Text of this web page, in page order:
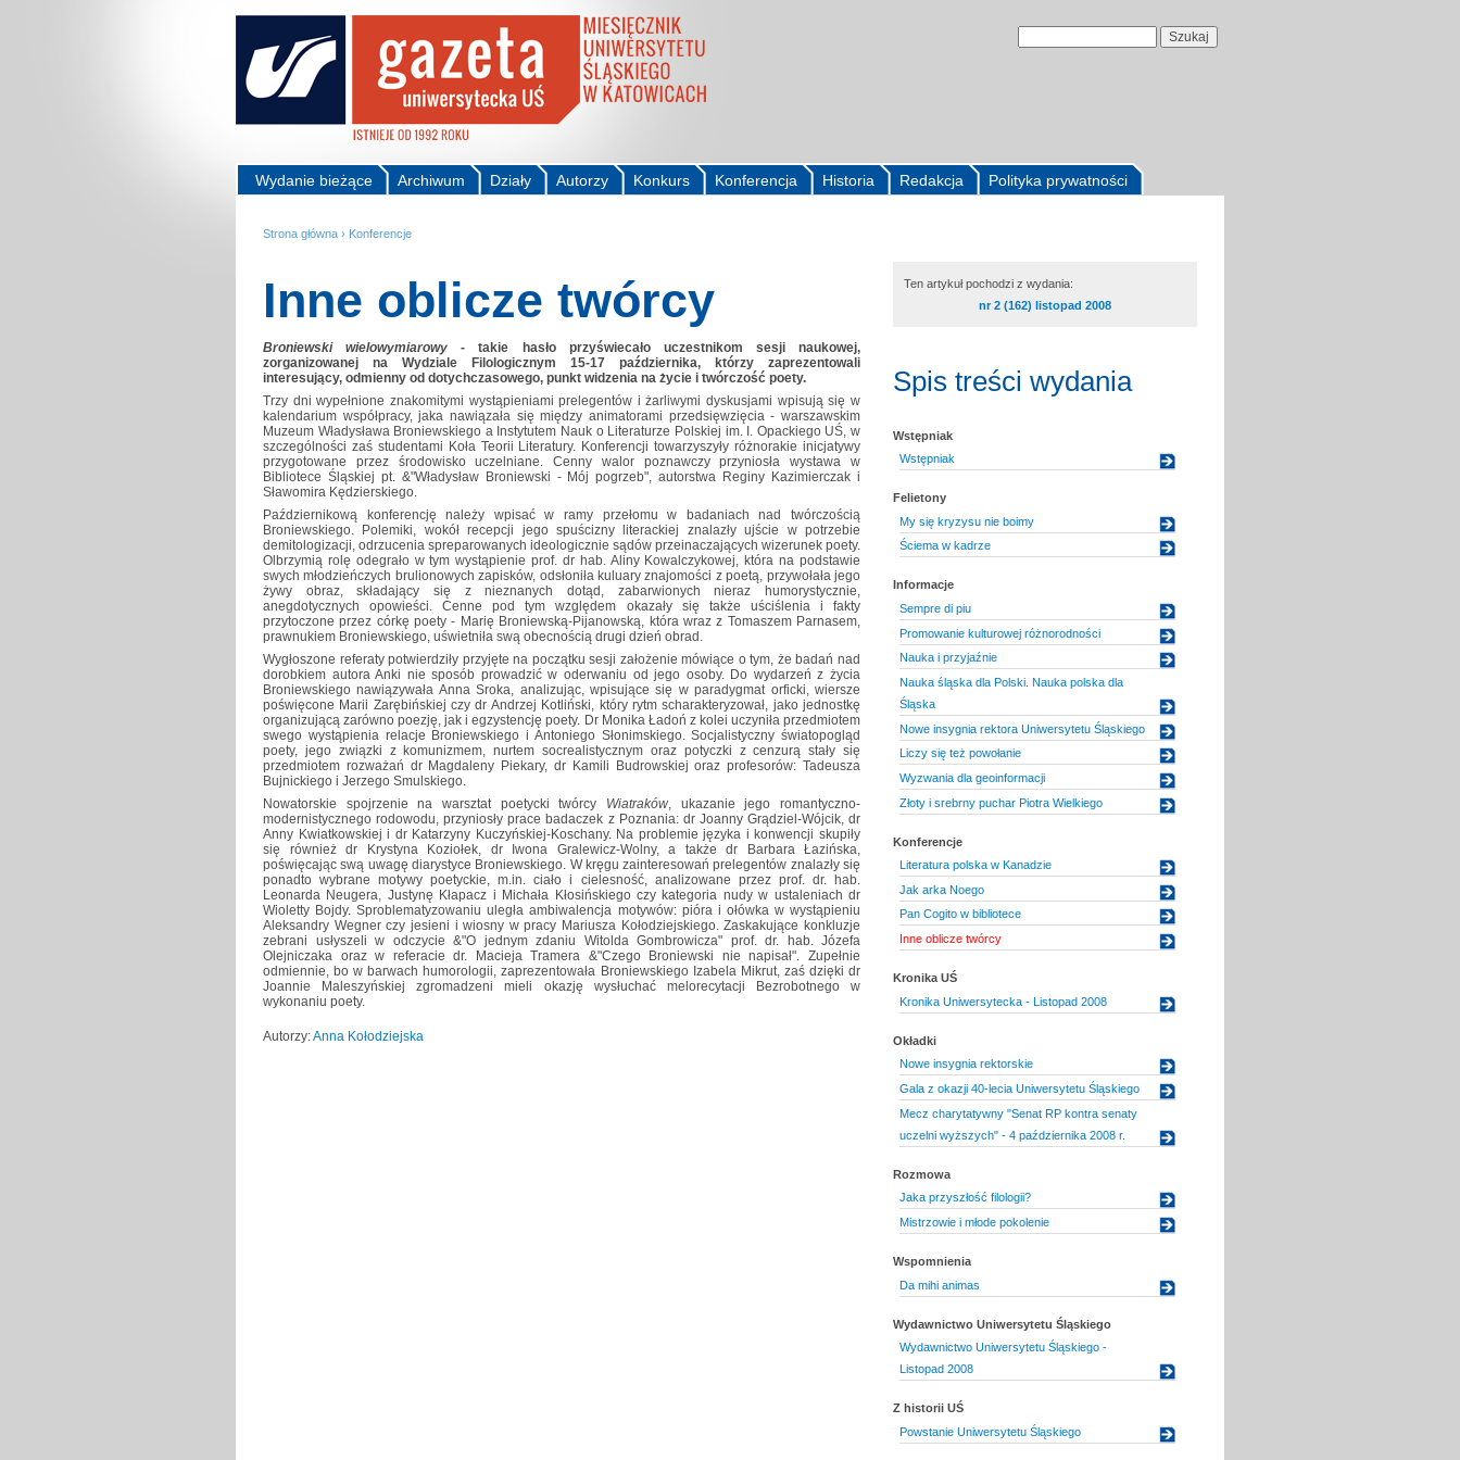
Polityka prywatności
Redakcja
Historia
Konferencja
Konkurs
Autorzy
Działy
Archiwum
Wydanie bieżące
Strona główna › Konferencje
Inne oblicze twórcy
Broniewski wielowymiarowy - takie hasło przyświecało uczestnikom sesji naukowej,
zorganizowanej na Wydziale Filologicznym 15-17 października, którzy zaprezentowali
interesujący, odmienny od dotychczasowego, punkt widzenia na życie i twórczość poety.
Trzy dni wypełnione znakomitymi wystąpieniami prelegentów i żarliwymi dyskusjami wpisują się w
kalendarium współpracy, jaka nawiązała się między animatorami przedsięwzięcia - warszawskim
Muzeum Władysława Broniewskiego a Instytutem Nauk o Literaturze Polskiej im. I. Opackiego UŚ, w
szczególności zaś studentami Koła Teorii Literatury. Konferencji towarzyszyły różnorakie inicjatywy
przygotowane przez środowisko uczelniane. Cenny walor poznawczy przyniosła wystawa w
Bibliotece Śląskiej pt. &"Władysław Broniewski - Mój pogrzeb", autorstwa Reginy Kazimierczak i
Sławomira Kędzierskiego.
Październikową konferencję należy wpisać w ramy przełomu w badaniach nad twórczością
Broniewskiego. Polemiki, wokół recepcji jego spuścizny literackiej znalazły ujście w potrzebie
demitologizacji, odrzucenia spreparowanych ideologicznie sądów przeinaczających wizerunek poety.
Olbrzymią rolę odegrało w tym wystąpienie prof. dr hab. Aliny Kowalczykowej, która na podstawie
swych młodzieńczych brulionowych zapisków, odsłoniła kuluary znajomości z poetą, przywołała jego
żywy obraz, składający się z nieznanych dotąd, zabarwionych nieraz humorystycznie,
anegdotycznych opowieści. Cenne pod tym względem okazały się także uściślenia i fakty
przytoczone przez córkę poety - Marię Broniewską-Pijanowską, która wraz z Tomaszem Parnasem,
prawnukiem Broniewskiego, uświetniła swą obecnością drugi dzień obrad.
Wygłoszone referaty potwierdziły przyjęte na początku sesji założenie mówiące o tym, że badań nad
dorobkiem autora Anki nie sposób prowadzić w oderwaniu od jego osoby. Do wydarzeń z życia
Broniewskiego nawiązywała Anna Sroka, analizując, wpisujące się w paradygmat orficki, wiersze
poświęcone Marii Zarębińskiej czy dr Andrzej Kotliński, który rytm scharakteryzował, jako jednostkę
organizującą zarówno poezję, jak i egzystencję poety. Dr Monika Ładoń z kolei uczyniła przedmiotem
swego wystąpienia relacje Broniewskiego i Antoniego Słonimskiego. Socjalistyczny światopogląd
poety, jego związki z komunizmem, nurtem socrealistycznym oraz potyczki z cenzurą stały się
przedmiotem rozważań dr Magdaleny Piekary, dr Kamili Budrowskiej oraz profesorów: Tadeusza
Bujnickiego i Jerzego Smulskiego.
Nowatorskie spojrzenie na warsztat poetycki twórcy Wiatraków, ukazanie jego romantyczno-
modernistycznego rodowodu, przyniosły prace badaczek z Poznania: dr Joanny Grądziel-Wójcik, dr
Anny Kwiatkowskiej i dr Katarzyny Kuczyńskiej-Koschany. Na problemie języka i konwencji skupiły
się również dr Krystyna Koziołek, dr Iwona Gralewicz-Wolny, a także dr Barbara Łazińska,
poświęcając swą uwagę diarystyce Broniewskiego. W kręgu zainteresowań prelegentów znalazły się
ponadto wybrane motywy poetyckie, m.in. ciało i cielesność, analizowane przez prof. dr. hab.
Leonarda Neugera, Justynę Kłapacz i Michała Kłosińskiego czy kategoria nudy w ustaleniach dr
Wioletty Bojdy. Sproblematyzowaniu uległa ambiwalencja motywów: pióra i ołówka w wystąpieniu
Aleksandry Wegner czy jesieni i wiosny w pracy Mariusza Kołodziejskiego. Zaskakujące konkluzje
zebrani usłyszeli w odczycie &"O jednym zdaniu Witolda Gombrowicza" prof. dr. hab. Józefa
Olejniczaka oraz w referacie dr. Macieja Tramera &"Czego Broniewski nie napisał". Zupełnie
odmiennie, bo w barwach humorologii, zaprezentowała Broniewskiego Izabela Mikrut, zaś dzięki dr
Joannie Maleszyńskiej zgromadzeni mieli okazję wysłuchać melorecytacji Bezrobotnego w
wykonaniu poety.
Autorzy:Anna Kołodziejska
Ten artykuł pochodzi z wydania:
nr 2 (162) listopad 2008
Spis treści wydania
Wstępniak
Wstępniak
Felietony
My się kryzysu nie boimy
Ściema w kadrze
Informacje
Sempre di piu
Promowanie kulturowej różnorodności
Nauka i przyjaźnie
Nauka śląska dla Polski. Nauka polska dla
Śląska
Nowe insygnia rektora Uniwersytetu Śląskiego
Liczy się też powołanie
Wyzwania dla geoinformacji
Złoty i srebrny puchar Piotra Wielkiego
Konferencje
Literatura polska w Kanadzie
Jak arka Noego
Pan Cogito w bibliotece
Inne oblicze twórcy
Kronika UŚ
Kronika Uniwersytecka - Listopad 2008
Okładki
Nowe insygnia rektorskie
Gala z okazji 40-lecia Uniwersytetu Śląskiego
Mecz charytatywny "Senat RP kontra senaty
uczelni wyższych" - 4 października 2008 r.
Rozmowa
Jaka przyszłość filologii?
Mistrzowie i młode pokolenie
Wspomnienia
Da mihi animas
Wydawnictwo Uniwersytetu Śląskiego
Wydawnictwo Uniwersytetu Śląskiego -
Listopad 2008
Z historii UŚ
Powstanie Uniwersytetu Śląskiego